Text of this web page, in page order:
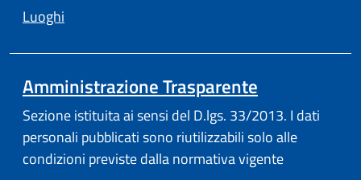
Luoghi
Amministrazione Trasparente
Sezione istituita ai sensi del D.lgs. 33/2013. I dati
personali pubblicati sono riutilizzabili solo alle
condizioni previste dalla normativa vigente